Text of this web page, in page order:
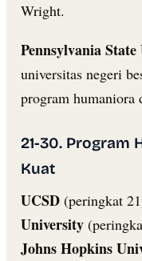
Wright.
Pennsylvania
universitas negeri
program humaniora
21-30. Program
Kuat
UCSD (peringkat
University
Johns Hopkins